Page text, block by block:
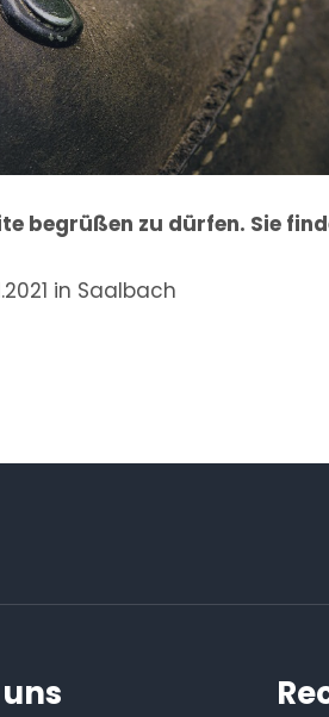
begrüßen zu dürfen. Sie
in Saalbach